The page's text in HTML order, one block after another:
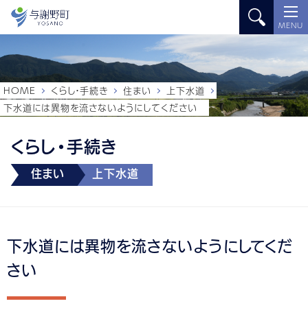
MENU
くらし・手続き
住まい 上下水道
HOME くらし・手続き 住まい
上下水道
下水道には異物を流さないようにしてください
下水道には異物を流さないようにしてくだ
さい